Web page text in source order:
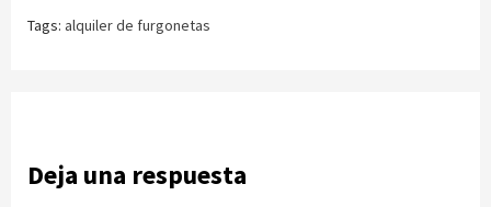
Tags: alquiler de furgonetas
Deja una respuesta